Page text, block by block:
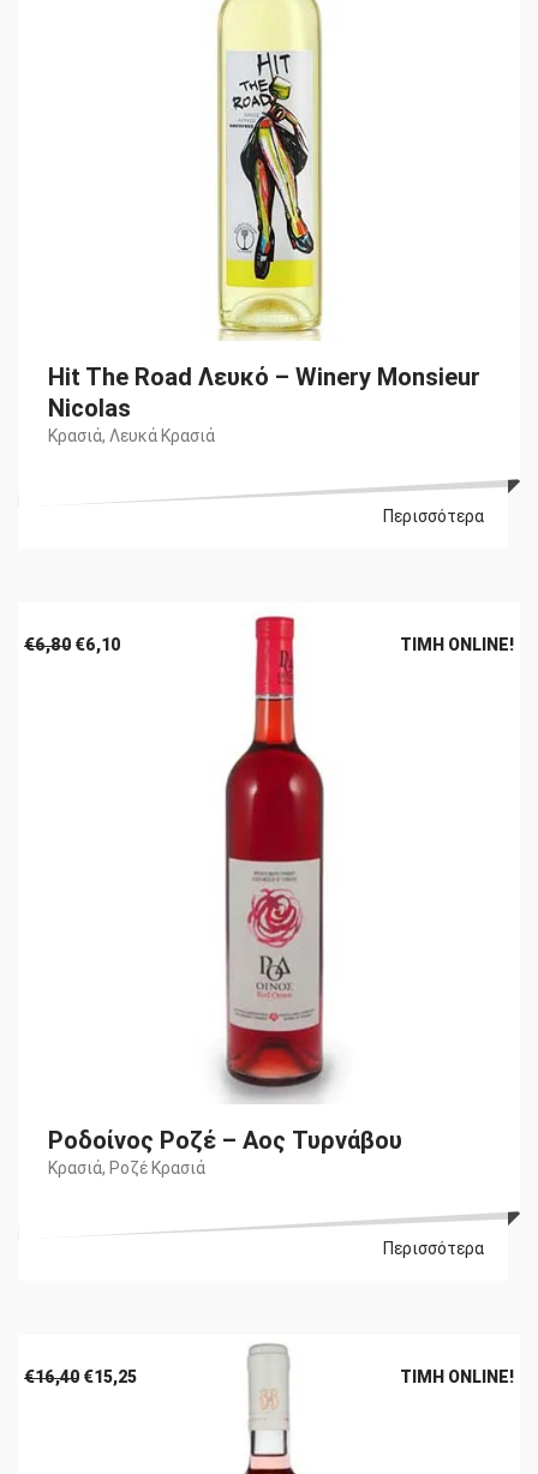
Hit The Road Λευκό – Winery Monsieur
Nicolas
Κρασιά, Λευκά Κρασιά
Περισσότερα
€6,80 Original
€6,10Η
ΤΙΜΉ ONLINE!
Ροδοίνος Ροζέ – Αος Τυρνάβου
Κρασιά, Ροζέ Κρασιά
Περισσότερα
€16,40 Original
€15,25Η
ΤΙΜΉ ONLINE!